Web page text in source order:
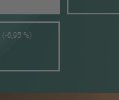
(-6,95 %)